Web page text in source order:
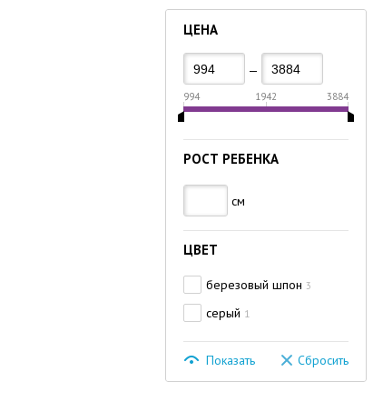
ЦЕНА
—
994 1942 3884
РОСТ РЕБЕНКА
см
ЦВЕТ
березовый шпон 3
серый 1
Показать Сбросить